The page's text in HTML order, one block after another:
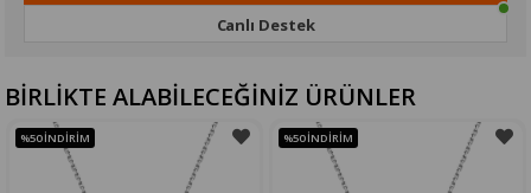
Canlı Destek
BİRLİKTE ALABİLECEĞİNİZ ÜRÜNLER
%50 İNDIRIM %50 İNDIRIM